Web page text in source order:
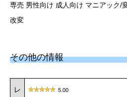
専売 男性向け 成人向け マニアック/
改変
その他の情報
レ
5.00